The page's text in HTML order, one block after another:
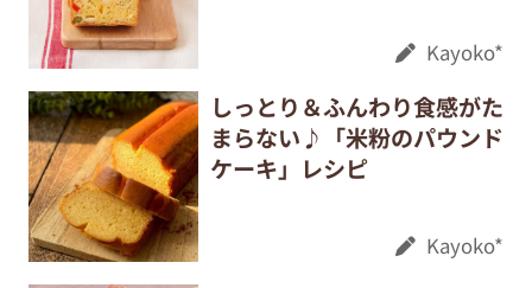
Kayoko*
しっとり＆ふんわり食感がた
まらない♪「米粉のパウンド
ケーキ」レシピ
Kayoko*